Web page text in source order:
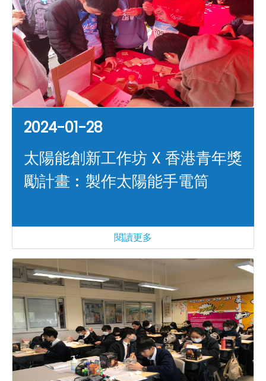
2024-01-28
太陽能創新工作坊 X 香港青年獎
勵計畫︰製作太陽能手電筒
閱讀更多